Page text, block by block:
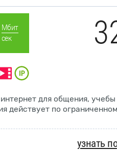
Мбит
сек
для общения, учебы
действует по
узнать